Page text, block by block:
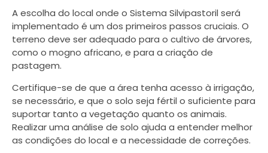
A escolha do local onde o Sistema Silvipastoril será
implementado é um dos primeiros passos cruciais. O
terreno deve ser adequado para o cultivo de árvores,
como o mogno africano, e para a criação de
pastagem.
Certifique-se de que a área tenha acesso à irrigação,
se necessário, e que o solo seja fértil o suficiente para
suportar tanto a vegetação quanto os animais.
Realizar uma análise de solo ajuda a entender melhor
as condições do local e a necessidade de correções.